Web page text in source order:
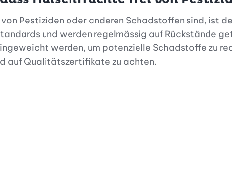
Pestiziden oder anderen Schadstoffen sind, ist
und werden regelmässig auf Rückstände
werden, um potenzielle Schadstoffe zu
auf Qualitätszertifikate zu achten.